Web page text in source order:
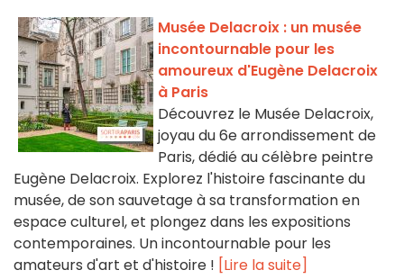
Musée Delacroix : un musée
incontournable pour les
amoureux d'Eugène Delacroix
à Paris
Découvrez le Musée Delacroix,
joyau du 6e arrondissement de
Paris, dédié au célèbre peintre
Eugène Delacroix. Explorez l'histoire fascinante du
musée, de son sauvetage à sa transformation en
espace culturel, et plongez dans les expositions
contemporaines. Un incontournable pour les
amateurs d'art et d'histoire ! [Lire la suite]